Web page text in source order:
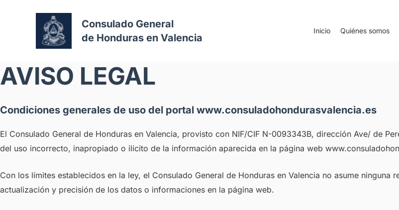
Consulado General
de Honduras en Valencia
Inicio Quiénes somos
AVISO LEGAL
Condiciones generales de uso del portal www.consuladohondurasvalencia.es
El Consulado General de Honduras en Valencia, provisto con NIF/CIF N-0093343B, dirección Ave/ de
del uso incorrecto, inapropiado o ilícito de la información aparecida en la página web
Con los límites establecidos en la ley, el Consulado General de Honduras en Valencia no asume
actualización y precisión de los datos o informaciones en la página web.